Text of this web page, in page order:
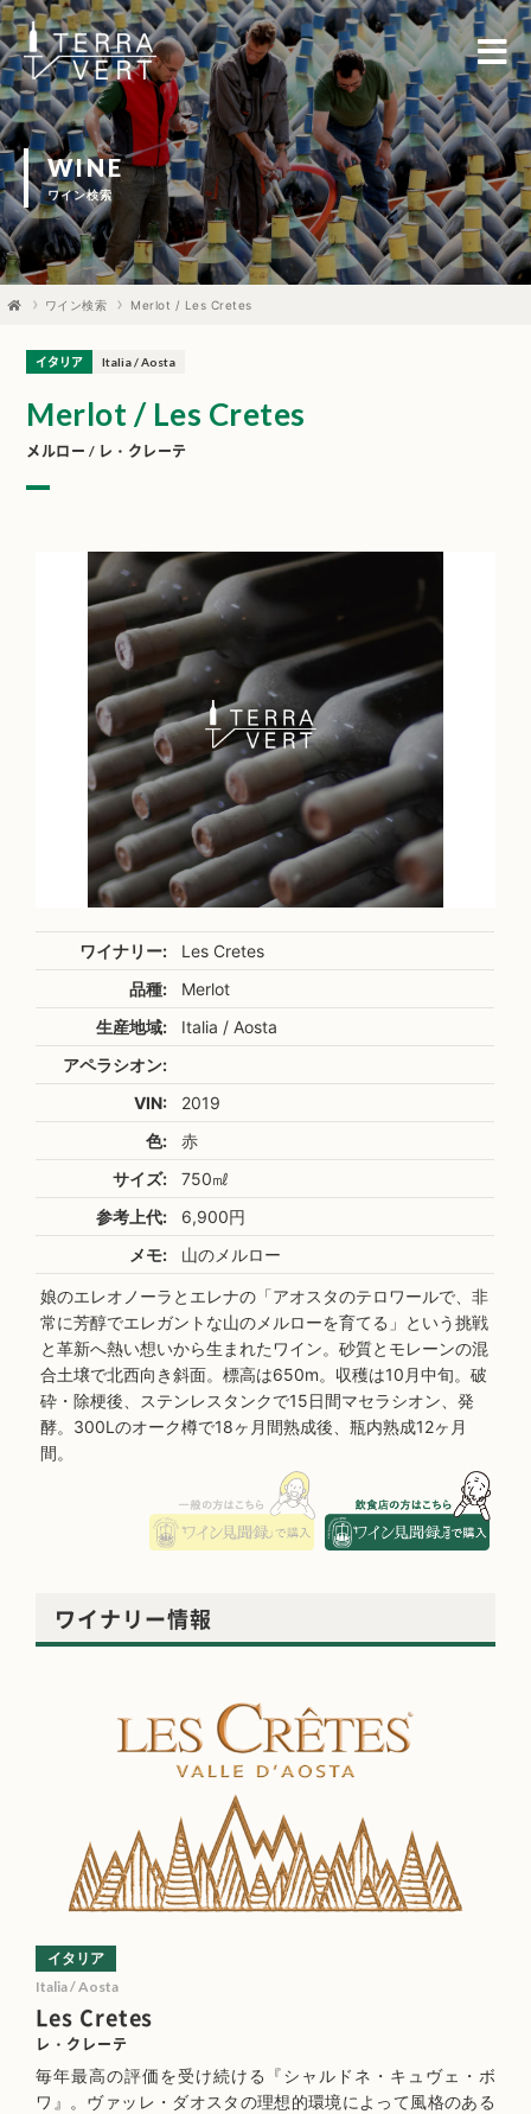
WINE
ワイン検索
ワイン検索 Merlot / Les Cretes
Merlot / Les Cretes
メルロー / レ・クレーテ
イタリア Italia / Aosta
ワイナリー:
Les Cretes
品種:
Merlot
生産地域:
Italia / Aosta
アペラシオン:
VIN:
2019
色:
赤
サイズ:
750㎖
参考上代:
6,900円
メモ:
山のメルロー
娘のエレオノーラとエレナの「アオスタのテロワールで、非
常に芳醇でエレガントな山のメルローを育てる」という挑戦
と革新へ熱い想いから生まれたワイン。砂質とモレーンの混
合土壌で北西向き斜面。標高は650m。収穫は10月中旬。破
砕・除梗後、ステンレスタンクで15日間マセラシオン、発
酵。300Lのオーク樽で18ヶ月間熟成後、瓶内熟成12ヶ月
間。
ワイナリー情報
Les Cretes
レ・クレーテ
イタリア
Italia / Aosta
毎年最高の評価を受け続ける『シャルドネ・キュヴェ・ボ
ワ』。ヴァッレ・ダオスタの理想的環境によって風格のある